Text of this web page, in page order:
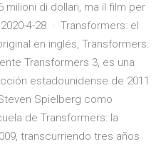
di dollari, ma il film per
4-28 · Transformers: el
en inglés, Transformers:
Transformers 3, es una
estadounidense de 2011
Spielberg como
de Transformers: la
transcurriendo tres años